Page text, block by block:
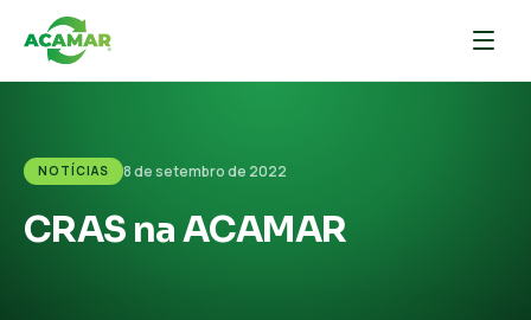
NOTÍCIAS 8 de setembro de 2022
CRAS na ACAMAR